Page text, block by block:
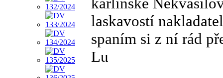
laskavostí
spaním si z ní rád
Lu